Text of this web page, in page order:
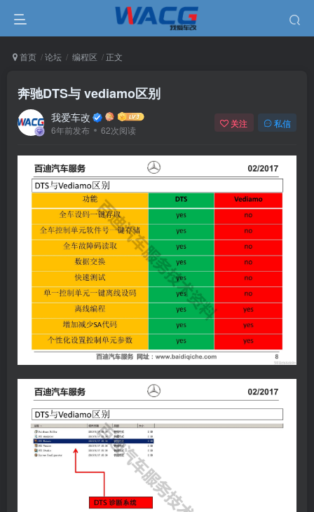
首页 论坛 编程区 正文
奔驰DTS与 vediamo区别
我爱车改
6年前发布 62次阅读
关注 私信